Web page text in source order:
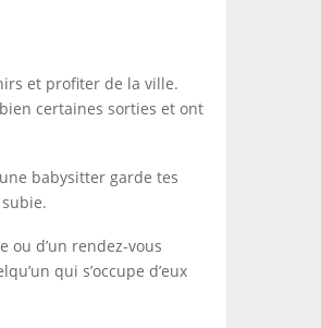
et profiter de la ville.
certaines sorties et ont
babysitter garde tes
ou d’un rendez-vous
qui s’occupe d’eux